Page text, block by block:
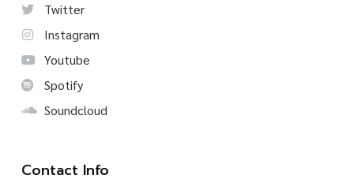
Twitter
Instagram
Youtube
Spotify
Soundcloud
Contact Info